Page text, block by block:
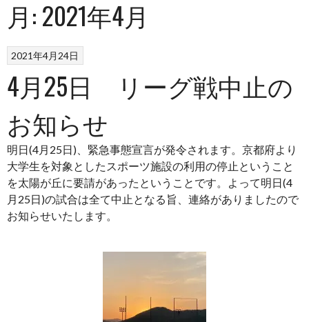
月:2021年4月
2021年4月24日
4月25日 リーグ戦中止の
お知らせ
明日(4月25日)、緊急事態宣言が発令されます。京都府より
大学生を対象としたスポーツ施設の利用の停止ということ
を太陽が丘に要請があったということです。よって明日(4
月25日)の試合は全て中止となる旨、連絡がありましたので
お知らせいたします。